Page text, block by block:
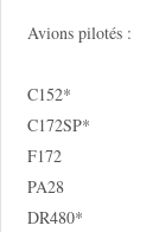
Avions pilotés :
C152*
C172SP*
F172
PA28
DR480*